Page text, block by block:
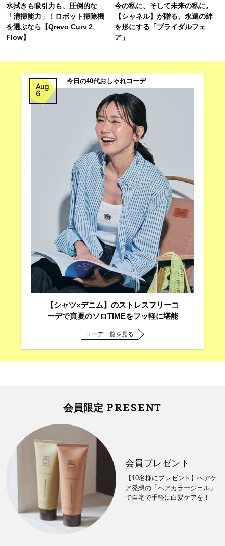
水拭きも吸引力も、圧倒的な
「清掃能力」！ロボット掃除機
を選ぶなら【Qrevo Curv 2
Flow】
今の私に、そして未来の私に。
【シャネル】が贈る、永遠の絆
を形にする「ブライダルフェ
ア」
Aug
6
今日の40代おしゃれコーデ
【シャツ×デニム】のストレスフリーコ
ーデで真夏のソロTIMEをフッ軽に堪能
コーデ一覧を見る
会員限定 PRESENT
会員プレゼント
【10名様にプレゼント】ヘアケ
ア発想の「ヘアカラージェル」
で自宅で手軽に白髪ケアを！